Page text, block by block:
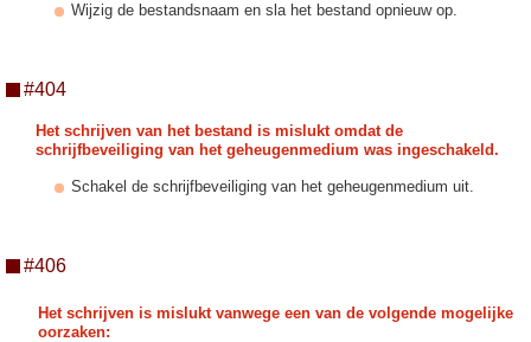
Wijzig de bestandsnaam en sla het bestand opnieuw op.
#404
Het schrijven van het bestand is mislukt omdat de
schrijfbeveiliging van het geheugenmedium was ingeschakeld.
Schakel de schrijfbeveiliging van het geheugenmedium uit.
#406
Het schrijven is mislukt vanwege een van de volgende mogelijke
oorzaken: